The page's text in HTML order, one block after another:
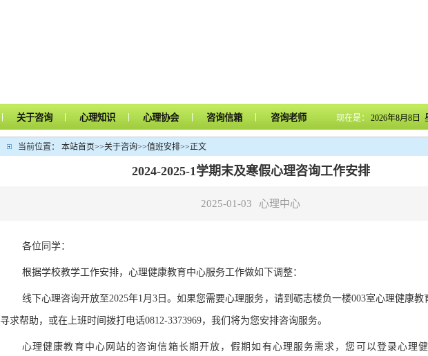
| 关于咨询 | 心理知识 | 心理协会 | 咨询信箱 | 咨询老师 现在是： 2026年8月8日
当前位置： 本站首页>>关于咨询>>值班安排>>正文
2024-2025-1学期末及寒假心理咨询工作安排
2025-01-03 心理中心
各位同学：
根据学校教学工作安排，心理健康教育中心服务工作做如下调整：
线下心理咨询开放至2025年1月3日。如果您需要心理服务，请到砺志楼负一楼003室心理健康教
寻求帮助，或在上班时间拨打电话0812-3373969，我们将为您安排咨询服务。
心理健康教育中心网站的咨询信箱长期开放，假期如有心理服务需求，您可以登录心理